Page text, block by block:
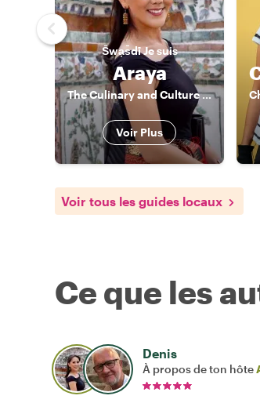
S̄wạs̄dīJe suis
Araya
The Culinary and Culture Admirer
Voir Plus
Voir tous les guides locaux
Ce que les
Denis
À propos de ton hôte